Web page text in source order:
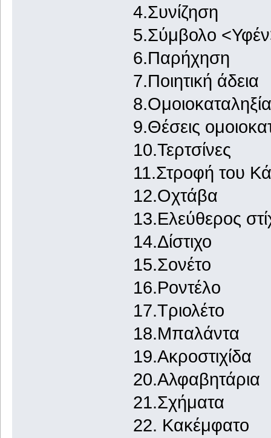
4.Συνίζηση
5.Σύμβολο
6.Παρήχηση
7.Ποιητική άδεια
9.Θέσεις
10.Τερτσίνες
11.Στροφή του
12.Οχτάβα
13.Ελεύθερος
14.Δίστιχο
15.Σονέτο
16.Ροντέλο
17.Τριολέτο
18.Μπαλάντα
19.Ακροστιχίδα
20.Αλφαβητάρια
21.Σχήματα
22. Κακέμφατο